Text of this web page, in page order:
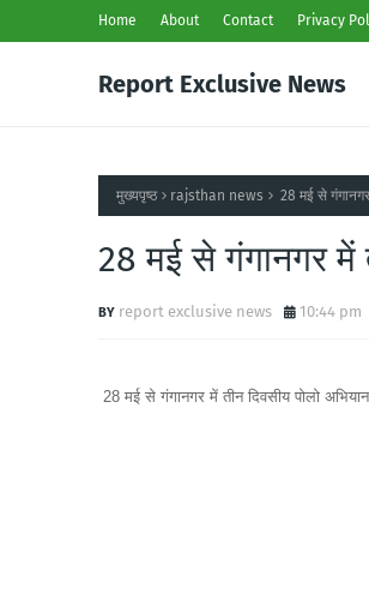
Home About Contact Privacy
Report Exclusive News
मुख्यपृष्ठ rajsthan news 28 मई से
28 मई से गंगानगर में
report exclusive news 10:44 pm
28 मई से गंगानगर में तीन दिवसीय पोलो